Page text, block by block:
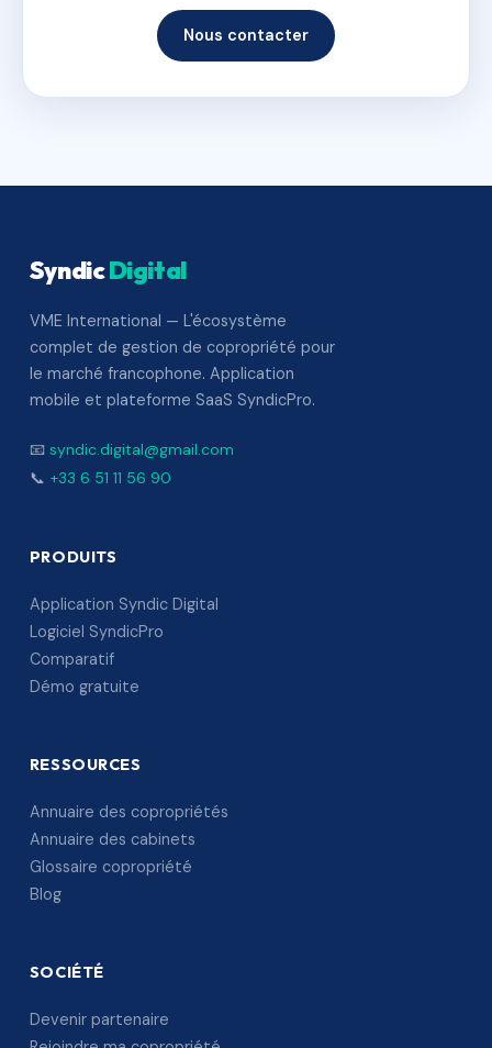
Nous contacter
SyndicDigital
VME International — L'écosystème
complet de gestion de copropriété pour
le marché francophone. Application
mobile et plateforme SaaS SyndicPro.
📧 syndic.digital@gmail.com
📞 +33 6 51 11 56 90
PRODUITS
Application Syndic Digital
Logiciel SyndicPro
Comparatif
Démo gratuite
RESSOURCES
Annuaire des copropriétés
Annuaire des cabinets
Glossaire copropriété
Blog
SOCIÉTÉ
Devenir partenaire